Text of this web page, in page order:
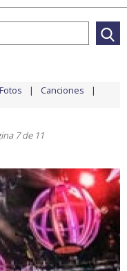
Fotos Canciones
7 de 11